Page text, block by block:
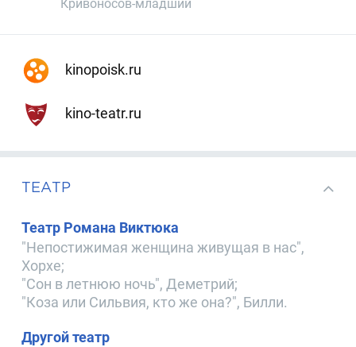
Кривоносов-младший
kinopoisk.ru
kino-teatr.ru
ТЕАТР
Театр Романа Виктюка
"Непостижимая женщина живущая в нас",
Хорхе;
"Сон в летнюю ночь", Деметрий;
"Коза или Сильвия, кто же она?", Билли.
Другой театр